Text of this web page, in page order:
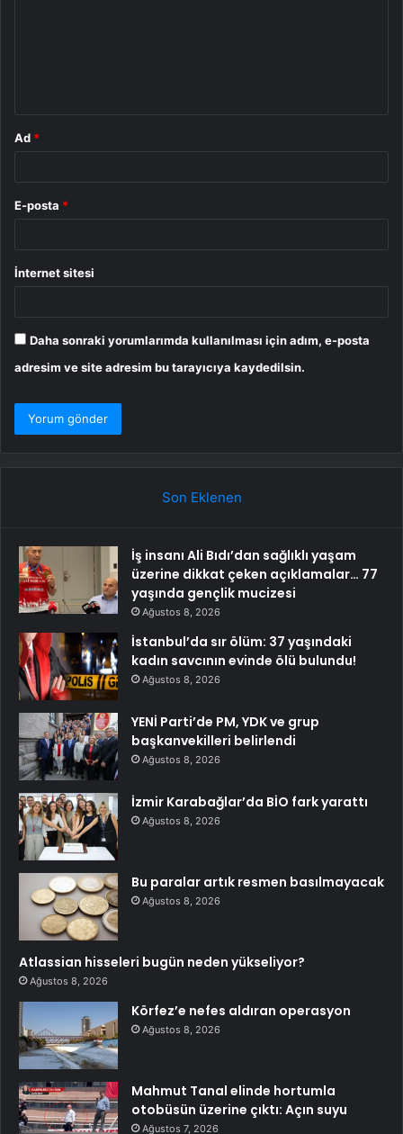
Ad *
E-posta *
İnternet sitesi
Daha sonraki yorumlarımda kullanılması için adım, e-posta
adresim ve site adresim bu tarayıcıya kaydedilsin.
Son Eklenen
İş insanı Ali Bıdı’dan sağlıklı yaşam
üzerine dikkat çeken açıklamalar… 77
yaşında gençlik mucizesi
Ağustos 8, 2026
İstanbul’da sır ölüm: 37 yaşındaki
kadın savcının evinde ölü bulundu!
Ağustos 8, 2026
YENİ Parti’de PM, YDK ve grup
başkanvekilleri belirlendi
Ağustos 8, 2026
İzmir Karabağlar’da BİO fark yarattı
Ağustos 8, 2026
Bu paralar artık resmen basılmayacak
Ağustos 8, 2026
Atlassian hisseleri bugün neden yükseliyor?
Ağustos 8, 2026
Körfez’e nefes aldıran operasyon
Ağustos 8, 2026
Mahmut Tanal elinde hortumla
otobüsün üzerine çıktı: Açın suyu
Ağustos 7, 2026